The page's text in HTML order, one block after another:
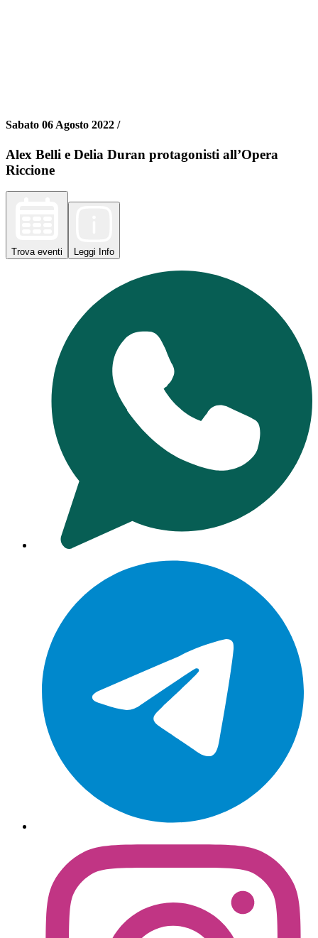
Sabato 06 Agosto 2022 /
Alex Belli e Delia Duran protagonisti all’Opera
Riccione
Trova eventi Leggi Info